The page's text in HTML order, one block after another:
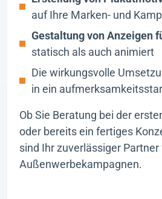
auf Ihre Marken- und
Gestaltung von Anzeigen
statisch als auch animiert
Die wirkungsvolle
in ein
Ob Sie Beratung bei der
oder bereits ein fertiges
sind Ihr zuverlässiger
Außenwerbekampagnen.